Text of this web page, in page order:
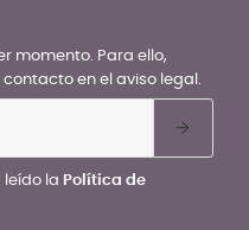
momento. Para ello,
en el aviso legal.
leído la Política de